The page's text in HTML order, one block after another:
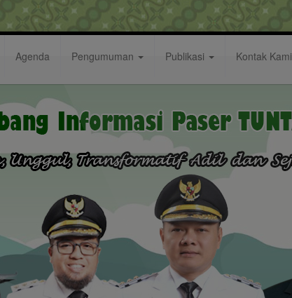
Agenda Pengumuman Publikasi Kontak Kami